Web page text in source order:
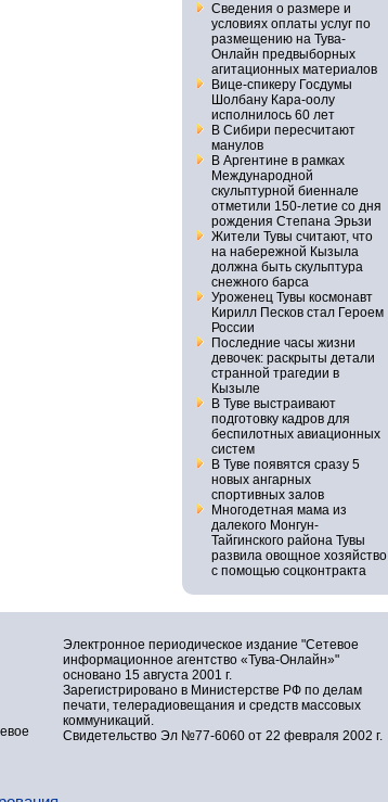
Сведения о размере и
условиях оплаты услуг по
размещению на Тува-
Онлайн предвыборных
агитационных материалов
Вице-спикеру Госдумы
Шолбану Кара-оолу
исполнилось 60 лет
В Сибири пересчитают
манулов
В Аргентине в рамках
Международной
скульптурной биеннале
отметили 150-летие со дня
рождения Степана Эрьзи
Жители Тувы считают, что
на набережной Кызыла
должна быть скульптура
снежного барса
Уроженец Тувы космонавт
Кирилл Песков стал Героем
России
Последние часы жизни
девочек: раскрыты детали
странной трагедии в
Кызыле
В Туве выстраивают
подготовку кадров для
беспилотных авиационных
систем
В Туве появятся сразу 5
новых ангарных
спортивных залов
Многодетная мама из
далекого Монгун-
Тайгинского района Тувы
развила овощное хозяйство
с помощью соцконтракта
Электронное периодическое издание "Сетевое
информационное агентство «Тува-Онлайн»"
основано 15 августа 2001 г.
Зарегистрировано в Министерстве РФ по делам
печати, телерадиовещания и средств массовых
коммуникаций.
Свидетельство Эл №77-6060 от 22 февраля 2002 г.